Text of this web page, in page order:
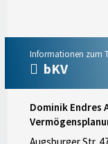
Informationen zum
bKV
Dominik Endres